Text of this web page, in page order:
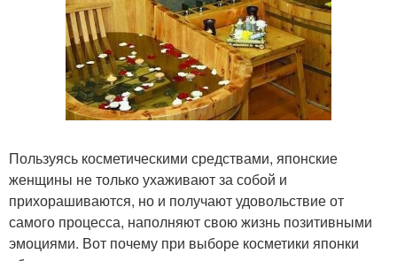
Пользуясь косметическими средствами, японские
женщины не только ухаживают за собой и
прихорашиваются, но и получают удовольствие от
самого процесса, наполняют свою жизнь позитивными
эмоциями. Вот почему при выборе косметики японки